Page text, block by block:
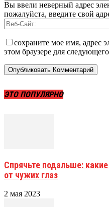
Вы ввели неверный адрес
пожалуйста, введите свой
сохраните мое имя, адрес
этом браузере для
ЭТО ПОПУЛЯРНО
Спрячьте подальше:
от чужих глаз
2 мая 2023